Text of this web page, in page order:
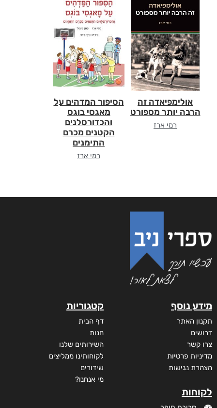
אולימפיאדה זה
הרבה יותר מספורט
רמי ארז
הסיפור המדהים על
מאגסי בוגס
והכדורסלנים
הקטנים מכרם
התימנים
רמי ארז
מידע נוסף
תקנון האתר
דרושים
צרו קשר
מדיניות פרטיות
הצהרת נגישות
לקוחות
קטגוריות
דף הבית
חנות
השירותים שלנו
לקוחותינו ממליצים
שידורים
מי אנחנו?